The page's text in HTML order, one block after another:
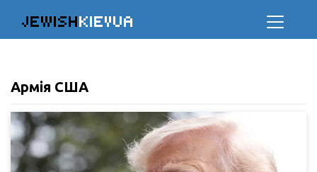
JEWISHKIEVUA
Армія США